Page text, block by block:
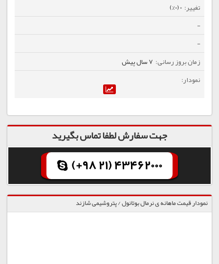
0 (0%)
-
-
7 سال پیش
جهت سفارش لطفا تماس بگیرید
(+98 21) 43462000
نمودار قیمت ماهانه ی نرمال بوتانول / پتروشیمی شازند